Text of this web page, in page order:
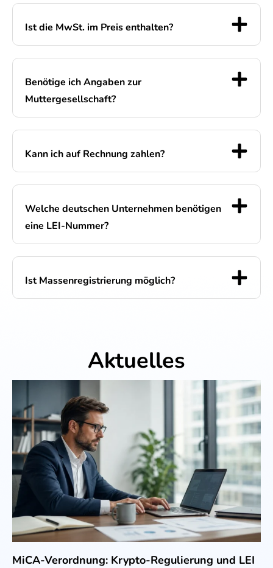
Ist die MwSt. im Preis enthalten?
Benötige ich Angaben zur
Muttergesellschaft?
Kann ich auf Rechnung zahlen?
Welche deutschen Unternehmen benötigen
eine LEI-Nummer?
Ist Massenregistrierung möglich?
Aktuelles
MiCA-Verordnung: Krypto-Regulierung und LEI